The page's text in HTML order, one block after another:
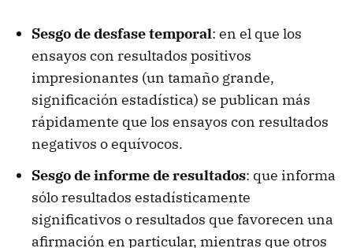
Sesgo de desfase temporal: en el que los
ensayos con resultados positivos
impresionantes (un tamaño grande,
significación estadística) se publican más
rápidamente que los ensayos con resultados
negativos o equívocos.
Sesgo de informe de resultados: que informa
sólo resultados estadísticamente
significativos o resultados que favorecen una
afirmación en particular, mientras que otros